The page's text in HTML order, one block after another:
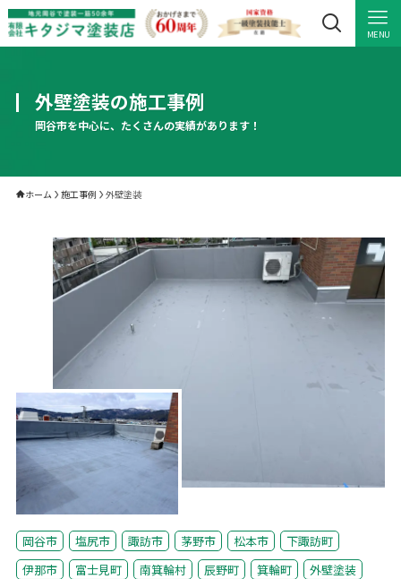
MENU
外壁塗装の施工事例
岡谷市を中心に、たくさんの実績があります！
ホーム 施工事例 外壁塗装
岡谷市 塩尻市 諏訪市 茅野市 松本市
下諏訪町
伊那市
富士見町 南箕輪村 辰野町 箕輪町
外壁塗装